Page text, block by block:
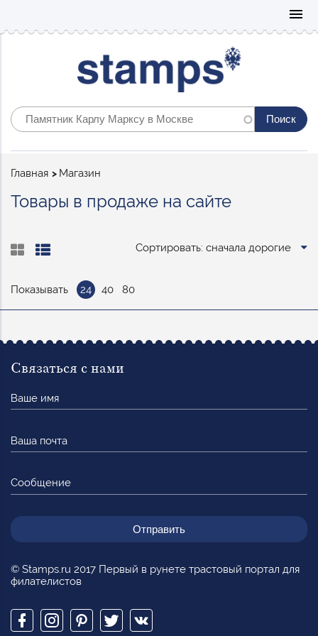
menu
Строка
Главная Магазин
Товары в продаже на сайте
Сортировать: сначала дорогие
Показывать 24 40 80
© Stamps.ru 2017 Первый в рунете трастовый портал для
филателистов
Связаться с нами
имя
почта
Сообщение